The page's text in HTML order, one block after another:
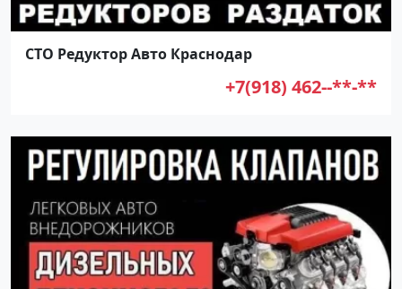
СТО Редуктор Авто Краснодар
+7(918) 462--**-**